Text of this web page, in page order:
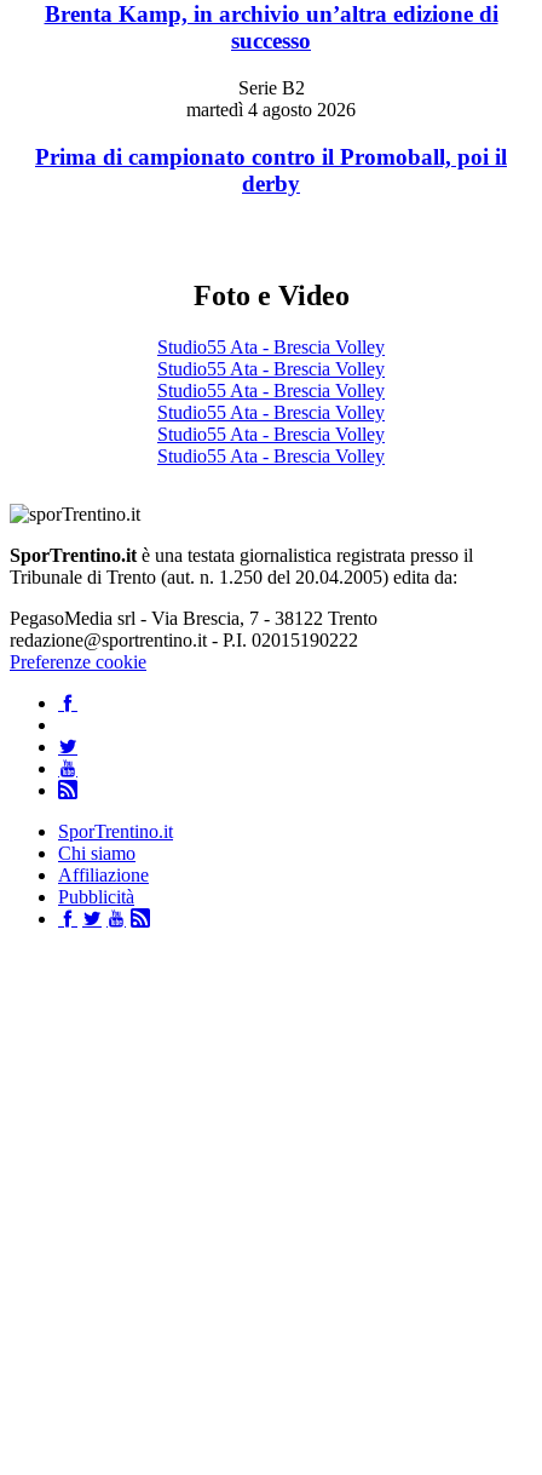
Brenta Kamp, in archivio un’altra edizione di
successo
Serie B2
martedì 4 agosto 2026
Prima di campionato contro il Promoball, poi il
derby
Foto e Video
Studio55 Ata - Brescia Volley
Studio55 Ata - Brescia Volley
Studio55 Ata - Brescia Volley
Studio55 Ata - Brescia Volley
Studio55 Ata - Brescia Volley
Studio55 Ata - Brescia Volley
SporTrentino.it è una testata giornalistica registrata presso il
Tribunale di Trento (aut. n. 1.250 del 20.04.2005) edita da:
PegasoMedia srl - Via Brescia, 7 - 38122 Trento
redazione@sportrentino.it - P.I. 02015190222
Preferenze cookie
SporTrentino.it
Chi siamo
Affiliazione
Pubblicità